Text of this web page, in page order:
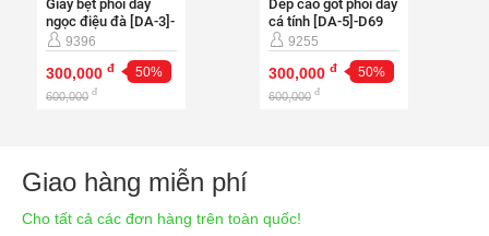
300,000 đ 50%
600,000 đ
300,000 đ 50%
600,000 đ
Cho tất cả các đơn hàng trên toàn quốc!
Đặt hàng nhanh